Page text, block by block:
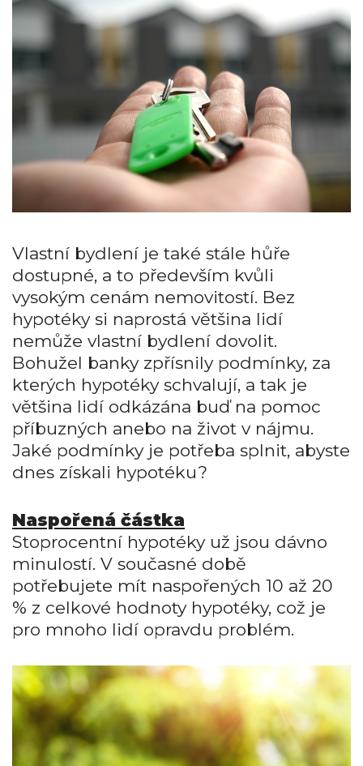
Vlastní bydlení je také stále hůře
dostupné, a to především kvůli
vysokým cenám nemovitostí. Bez
hypotéky si naprostá většina lidí
nemůže vlastní bydlení dovolit.
Bohužel banky zpřísnily podmínky, za
kterých hypotéky schvalují, a tak je
většina lidí odkázána buď na pomoc
příbuzných anebo na život v nájmu.
Jaké podmínky je potřeba splnit, abyste
dnes získali hypotéku?
Naspořená částka
Stoprocentní hypotéky už jsou dávno
minulostí. V současné době
potřebujete mít naspořených 10 až 20
% z celkové hodnoty hypotéky, což je
pro mnoho lidí opravdu problém.